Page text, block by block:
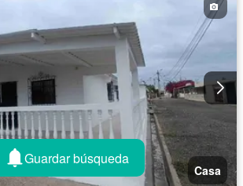
Casa
Guardar búsqueda